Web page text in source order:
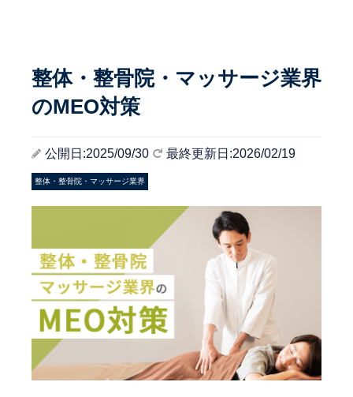
整体・整骨院・マッサージ業界
のMEO対策
公開日:2025/09/30 最終更新日:2026/02/19
整体・整骨院・マッサージ業界